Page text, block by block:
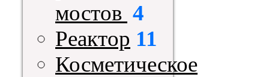
мостов 4
Реактор 11
Косметическое